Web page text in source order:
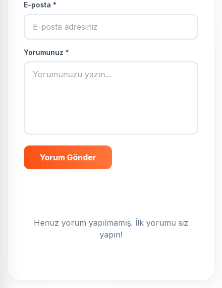
E-posta *
Yorumunuz *
Yorum Gönder
Henüz yorum yapılmamış. İlk yorumu siz
yapın!